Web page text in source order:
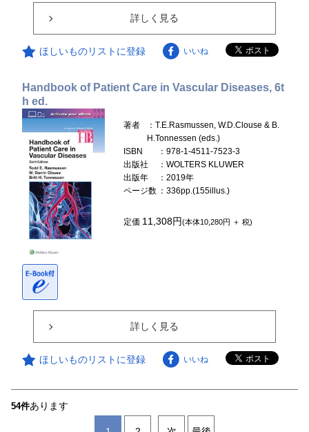
詳しく見る
ほしいものリストに登録 いいね
Handbook of Patient Care in Vascular Diseases, 6t
h ed.
著者
：T.E.Rasmussen, W.D.Clouse & B.
H.Tonnessen (eds.)
ISBN
：978-1-4511-7523-3
出版社
：WOLTERS KLUWER
出版年
：2019年
ページ数 ：336pp.(155illus.)
定価 11,308円(本体10,280円 ＋ 税)
詳しく見る
ほしいものリストに登録 いいね
54件あります